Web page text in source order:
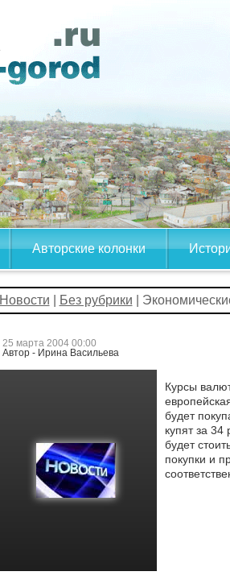
Авторские колонки
Новости Без рубрики |
25 марта 2004 00:00
Автор - Ирина Васильева
Курсы
будет
купят за
будет
покупки и